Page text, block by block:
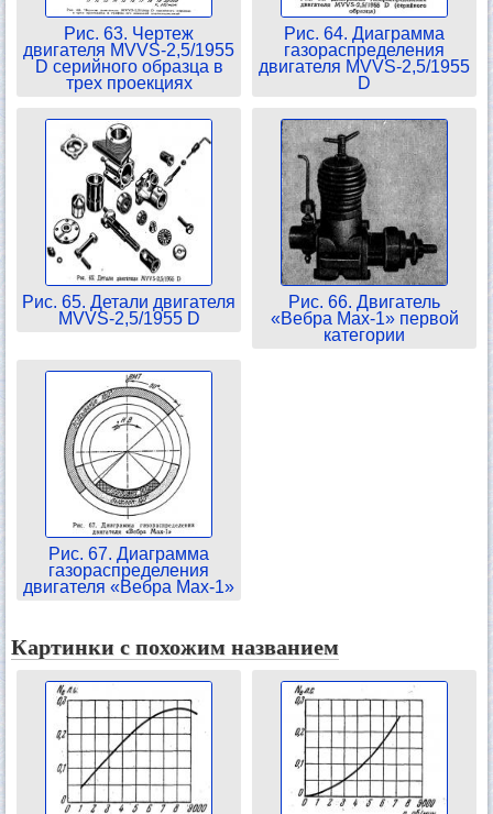
Рис. 63. Чертеж
двигателя MVVS-2,5/1955
D серийного образца в
трех проекциях
Рис. 64. Диаграмма
газораспределения
двигателя MVVS-2,5/1955
D
Рис. 65. Детали двигателя
MVVS-2,5/1955 D
Рис. 66. Двигатель
«Вебра Мах-1» первой
категории
Рис. 67. Диаграмма
газораспределения
двигателя «Вебра Мах-1»
Картинки с похожим названием